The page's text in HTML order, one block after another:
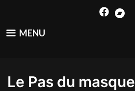
content
MENU
Le Pas du masque